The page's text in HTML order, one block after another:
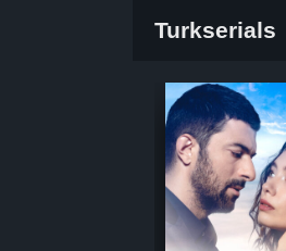
Turkserials